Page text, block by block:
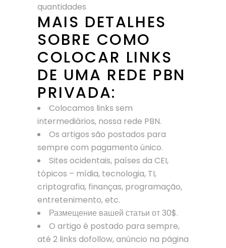
quantidades
MAIS DETALHES
SOBRE COMO
COLOCAR LINKS
DE UMA REDE PBN
PRIVADA:
Colocamos links sem
intermediários, nossa rede PBN.
Os artigos são postados para
sempre com pagamento único.
Sites ocidentais, países da CEI,
tópicos – mídia, tecnologia, TI,
criptografia, finanças, programação,
entretenimento, etc.
Размещение вашей статьи от 30$.
O artigo é postado para sempre,
até 2 links dofollow, anúncio na página